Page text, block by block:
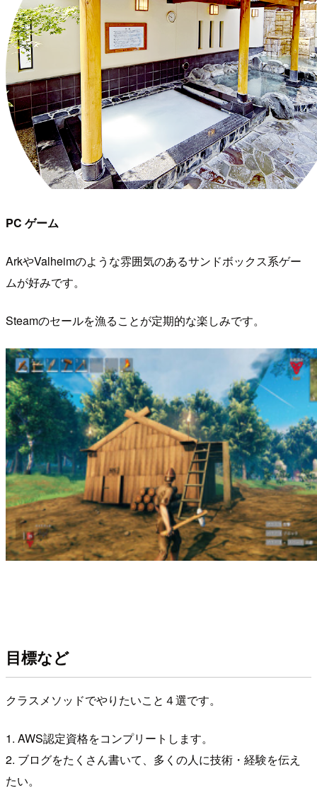
PC ゲーム
​ ArkやValheimのような雰囲気のあるサンドボックス系ゲー
ムが好みです。
​ Steamのセールを漁ることが定期的な楽しみです。
目標など
​ クラスメソッドでやりたいこと４選です。
​ 1. AWS認定資格をコンプリートします。
2. ブログをたくさん書いて、多くの人に技術・経験を伝え
たい。